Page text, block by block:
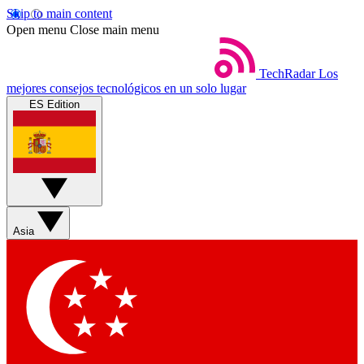
Skip to main content
Open menu Close main menu
TechRadar Los
mejores consejos tecnológicos en un solo lugar
ES Edition
Asia